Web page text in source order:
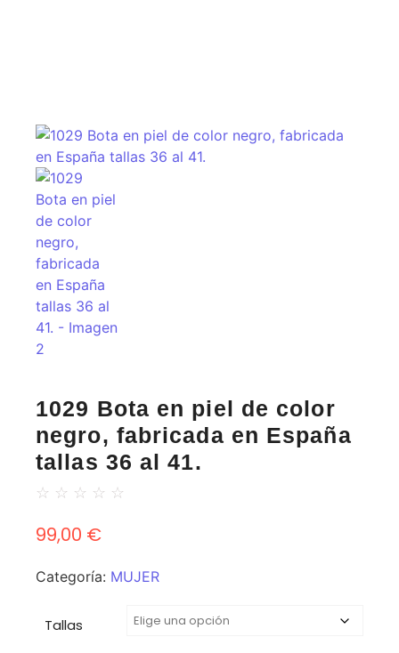
1029 Bota en piel de color
negro, fabricada en España
tallas 36 al 41.
☆ ☆ ☆ ☆ ☆
99,00 €
Categoría: MUJER
Tallas